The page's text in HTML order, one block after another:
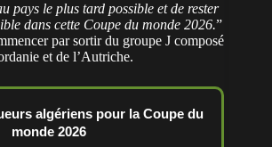
pays le plus tard possible et de rester
dans cette Coupe du monde 2026.”
par sortir du groupe J composé
et de l’Autriche.
algériens pour la Coupe du
monde 2026